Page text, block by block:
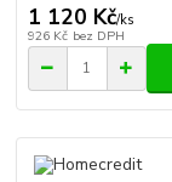
1 120 Kč/ks
926 Kč bez DPH